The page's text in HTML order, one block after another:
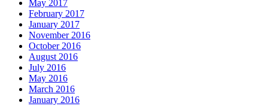
May 2017
February 2017
January 2017
November 2016
October 2016
August 2016
July 2016
May 2016
March 2016
January 2016